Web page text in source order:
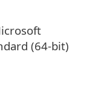
(64-bit)